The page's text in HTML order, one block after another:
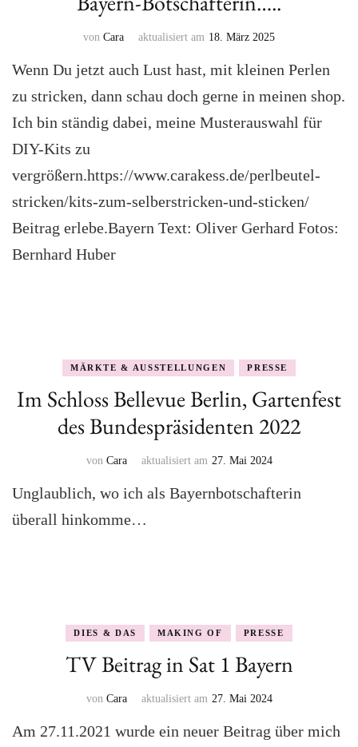
von Cara aktualisiert am 18. März 2025
Wenn Du jetzt auch Lust hast, mit kleinen Perlen
zu stricken, dann schau doch gerne in meinen shop.
Ich bin ständig dabei, meine Musterauswahl für
DIY-Kits zu
vergrößern.https://www.carakess.de/perlbeutel-
stricken/kits-zum-selberstricken-und-sticken/
Beitrag erlebe.Bayern Text: Oliver Gerhard Fotos:
Bernhard Huber
MÄRKTE & AUSSTELLUNGEN PRESSE
Im Schloss Bellevue Berlin, Gartenfest
des Bundespräsidenten 2022
von Cara aktualisiert am 27. Mai 2024
Unglaublich, wo ich als Bayernbotschafterin
überall hinkomme…
DIES & DAS MAKING OF PRESSE
TV Beitrag in Sat 1 Bayern
von Cara aktualisiert am 27. Mai 2024
Am 27.11.2021 wurde ein neuer Beitrag über mich